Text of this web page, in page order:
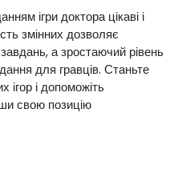
ігри доктора цікаві і
змінних дозволяє
а зростаючий рівень
для гравців. Станьте
і допоможіть
свою позицію